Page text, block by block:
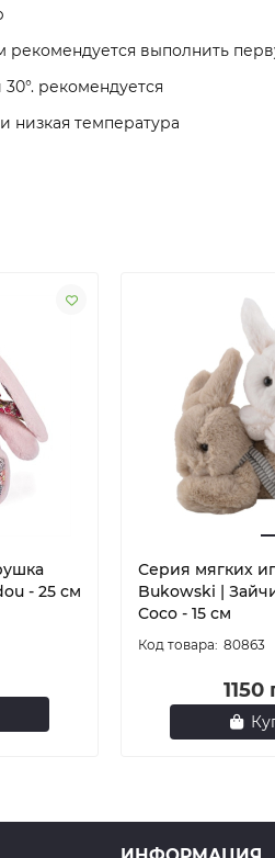
рекомендуется выполнить
рекомендуется
низкая температура
- 25 см
Серия мягких
Bukowski |
Coco - 15 см
80863
1150